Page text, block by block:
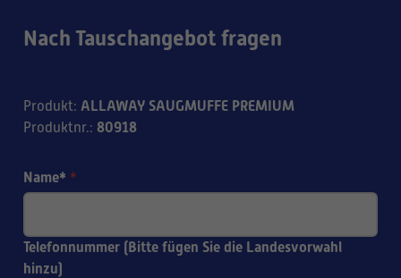
Nach Tauschangebot fragen
Produkt: ALLAWAY SAUGMUFFE PREMIUM
Produktnr.: 80918
Name* *
Telefonnummer (Bitte fügen Sie die Landesvorwahl
hinzu)